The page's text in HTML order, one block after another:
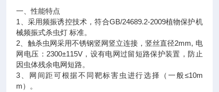
一、性能特点
1、采用频振诱控技术，符合GB/24689.2-2009植物保护机
械频振式杀虫灯 标准。
2、触杀虫网采用不锈钢竖网竖立连接，竖丝直径2mm, 电
网电压：2300±115V，设有电网过留短路保护装置，防止
因虫体残余电网短路。
3、网间距可根据不同靶标害虫进行选择（一般≤10m
m）。